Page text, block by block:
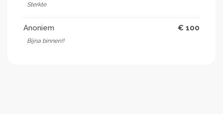
Sterkte
Anoniem € 100
Bijna binnen!!